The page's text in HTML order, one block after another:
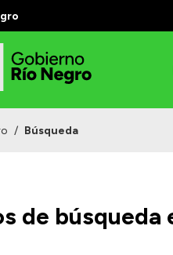
/ Búsqueda
de búsqueda